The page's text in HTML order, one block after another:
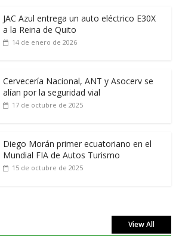
JAC Azul entrega un auto eléctrico E30X
a la Reina de Quito
14 de enero de 2026
Cervecería Nacional, ANT y Asocerv se
alían por la seguridad vial
17 de octubre de 2025
Diego Morán primer ecuatoriano en el
Mundial FIA de Autos Turismo
15 de octubre de 2025
View All